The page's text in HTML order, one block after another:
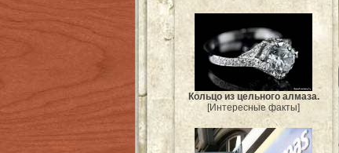
Кольцо из цельного алмаза.
[Интересные факты]